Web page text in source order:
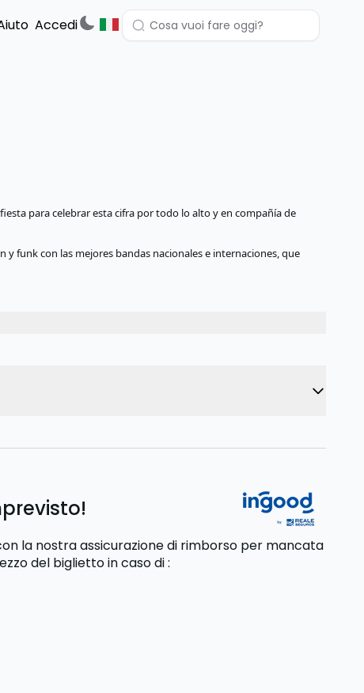
Accedi
para celebrar esta cifra por todo lo alto y en compañía de
funk con las mejores bandas nacionales e internaciones, que
la nostra assicurazione di rimborso per mancata
del bigliettoin caso di: